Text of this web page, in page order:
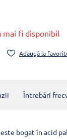
mai fi disponibil
Adaugă la
Întrebări
bogat în acid